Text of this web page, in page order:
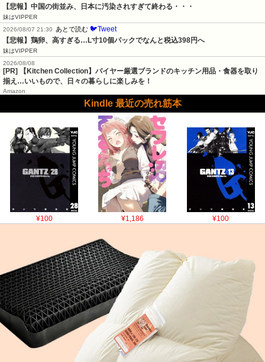
【悲報】中国の街並み、日本に汚染されすぎて終わる・・・
妹はVIPPER
2026/08/07 21:30
あとで読む 🐦Tweet
【悲報】鶏卵、高すぎる…L寸10個パックでなんと税込398円へ
妹はVIPPER
2026/08/08
[PR] 【Kitchen Collection】バイヤー厳選ブランドのキッチン用品・食器を取り
揃え…いいもので、日々の暮らしに楽しみを！
Amazon
Kindle 最近の売れ筋本
¥100 ¥1,186 ¥100